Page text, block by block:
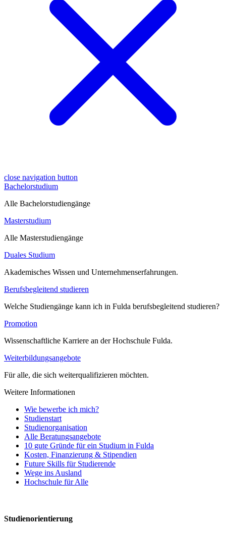
close navigation button
Bachelorstudium
Alle Bachelorstudiengänge
Masterstudium
Alle Masterstudiengänge
Duales Studium
Akademisches Wissen und Unternehmenserfahrungen.
Berufsbegleitend studieren
Welche Studiengänge kann ich in Fulda berufsbegleitend studieren?
Promotion
Wissenschaftliche Karriere an der Hochschule Fulda.
Weiterbildungsangebote
Für alle, die sich weiterqualifizieren möchten.
Weitere Informationen
Wie bewerbe ich mich?
Studienstart
Studienorganisation
Alle Beratungsangebote
10 gute Gründe für ein Studium in Fulda
Kosten, Finanzierung & Stipendien
Future Skills für Studierende
Wege ins Ausland
Hochschule für Alle
Studienorientierung